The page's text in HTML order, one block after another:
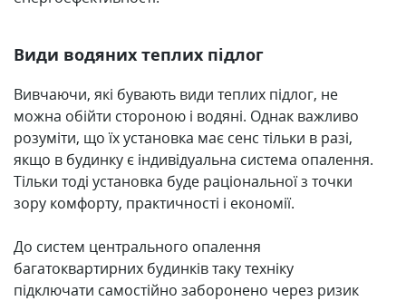
Види водяних теплих підлог
Вивчаючи, які бувають види теплих підлог, не
можна обійти стороною і водяні. Однак важливо
розуміти, що їх установка має сенс тільки в разі,
якщо в будинку є індивідуальна система опалення.
Тільки тоді установка буде раціональної з точки
зору комфорту, практичності і економії.
До систем центрального опалення
багатоквартирних будинків таку техніку
підключати самостійно заборонено через ризик